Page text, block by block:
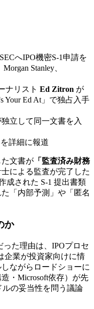
へIPO機密S-1申請を
Stanley、
ナリスト Ed Zitron が
Your Ed At」で独占入手
独立して同一文書を入
詳細に報道
文書が 「監査済み財務
による監査が完了した
成された S-1 提出書類
「内部予測」や「匿名
か
た理由は、IPOプロセ
企業が投資家向けに情
ながらロードショーに
・Microsoft依存）が先
の妥当性を問う議論